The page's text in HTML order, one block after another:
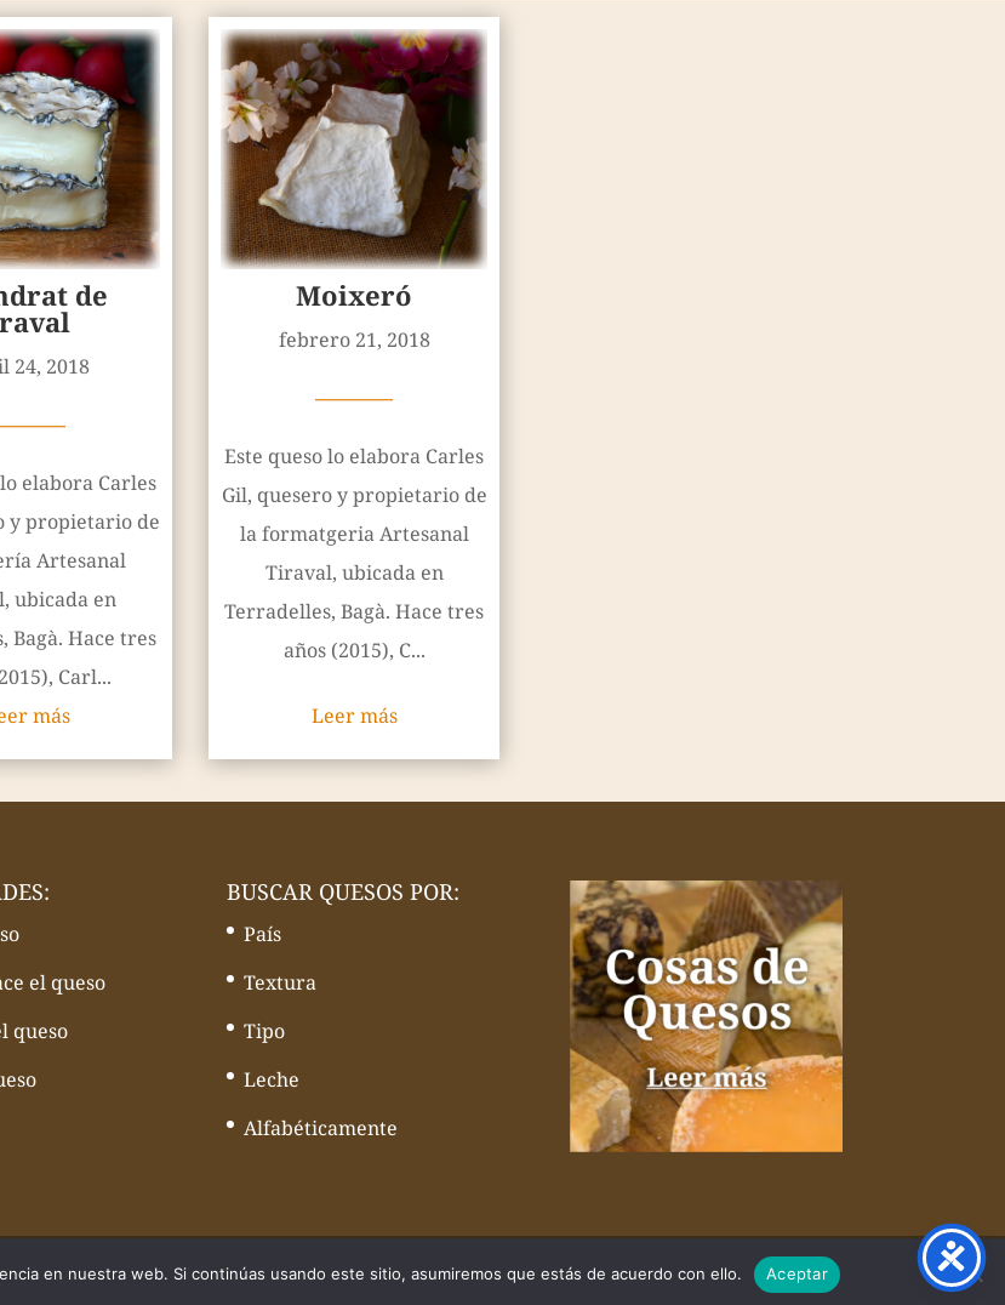
de
24, 2018
elabora Carles
y propietario de
Artesanal
ubicada en
Bagà. Hace tres
Carl...
más
Moixeró
febrero 21, 2018
————
Este queso lo elabora Carles
Gil, quesero y propietario de
la formatgeria Artesanal
Tiraval, ubicada en
Terradelles, Bagà. Hace tres
años (2015), C...
Leer más
el queso
queso
BUSCAR QUESOS POR:
País
Textura
Tipo
Leche
Alfabéticamente
desarrollado porVolcànic Internet
en nuestra web. Si continúas usando este sitio, asumiremos que estás de acuerdo con ello. Aceptar